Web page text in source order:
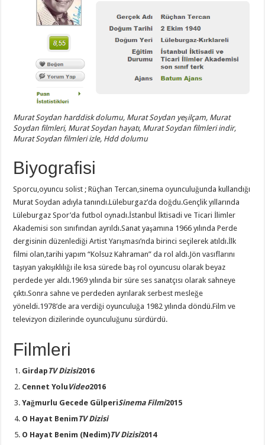
Murat Soydan harddisk dolumu, Murat Soydan yeşilçam, Murat
Soydan filmleri, Murat Soydan hayatı, Murat Soydan filmleri indir,
Murat Soydan filmleri izle, Hdd dolumu
Biyografisi
Sporcu,oyuncu solist ; Rüçhan Tercan,sinema oyunculuğunda kullandığı
Murat Soydan adıyla tanındı.Lüleburgaz’da doğdu.Gençlik yıllarında
Lüleburgaz Spor’da futbol oynadı.İstanbul İktisadi ve Ticariİlimler
Akademisi son sınıfından ayrıldı.Sanat yaşamına 1966 yılında Perde
dergisinin düzenlediği Artist Yarışması’nda birinci seçilerek atıldı.İlk
filmi olan,tarihi yapım “Kolsuz Kahraman” da rol aldı.Jön vasıflarını
taşıyan yakışıklılığı ile kısa sürede baş rol oyuncusu olarak beyaz
perdede yer aldı.1969 yılında bir süre ses sanatçısı olarak sahneye
çıktı.Sonra sahne ve perdeden ayrılarak serbest mesleğe
yöneldi.1978’de ara verdiği oyunculuğa 1982 yılında döndü.Film ve
televizyon dizilerinde oyunculuğunu sürdürdü.
Filmleri
Girdap TV Dizisi2016
Cennet Yolu Video2016
Yağmurlu Gecede GülperiSinema Filmi2015
O Hayat Benim TV Dizisi
O Hayat Benim (Nedim)TV Dizisi2014